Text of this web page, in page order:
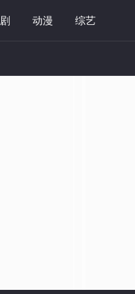
动漫 综艺